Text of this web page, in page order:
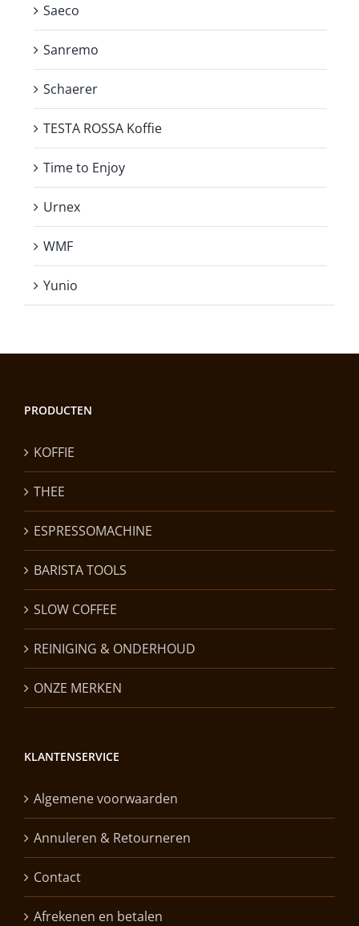
Saeco
Sanremo
Schaerer
TESTA ROSSA Koffie
Time to Enjoy
Urnex
WMF
Yunio
PRODUCTEN
KOFFIE
THEE
ESPRESSOMACHINE
BARISTA TOOLS
SLOW COFFEE
REINIGING & ONDERHOUD
ONZE MERKEN
KLANTENSERVICE
Algemene voorwaarden
Annuleren & Retourneren
Contact
Afrekenen en betalen